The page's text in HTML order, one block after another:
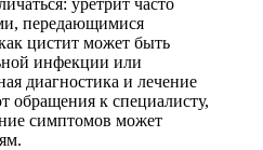
уретрит часто
передающимися
цистит может быть
инфекции или
диагностика и лечение
обращения к специалисту,
симптомов может